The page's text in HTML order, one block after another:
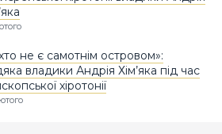
не є самотнім островом»:
владики Андрія Хім’яка під час
хіротонії